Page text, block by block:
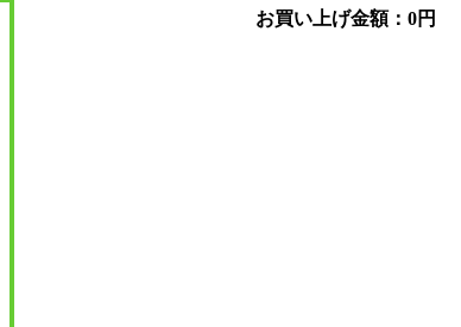
お買い上げ金額：0円